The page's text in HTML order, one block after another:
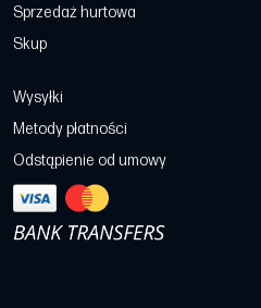
Sprzedaż hurtowa
Skup
Wysyłki
Metody płatności
Odstąpienie od umowy